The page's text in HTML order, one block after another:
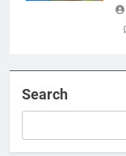
Search